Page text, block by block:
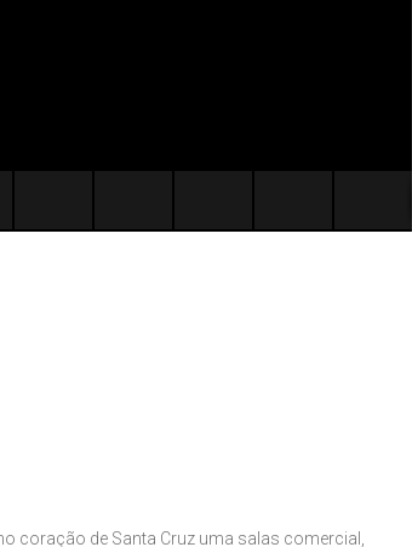
coração de Santa Cruz uma salas comercial,